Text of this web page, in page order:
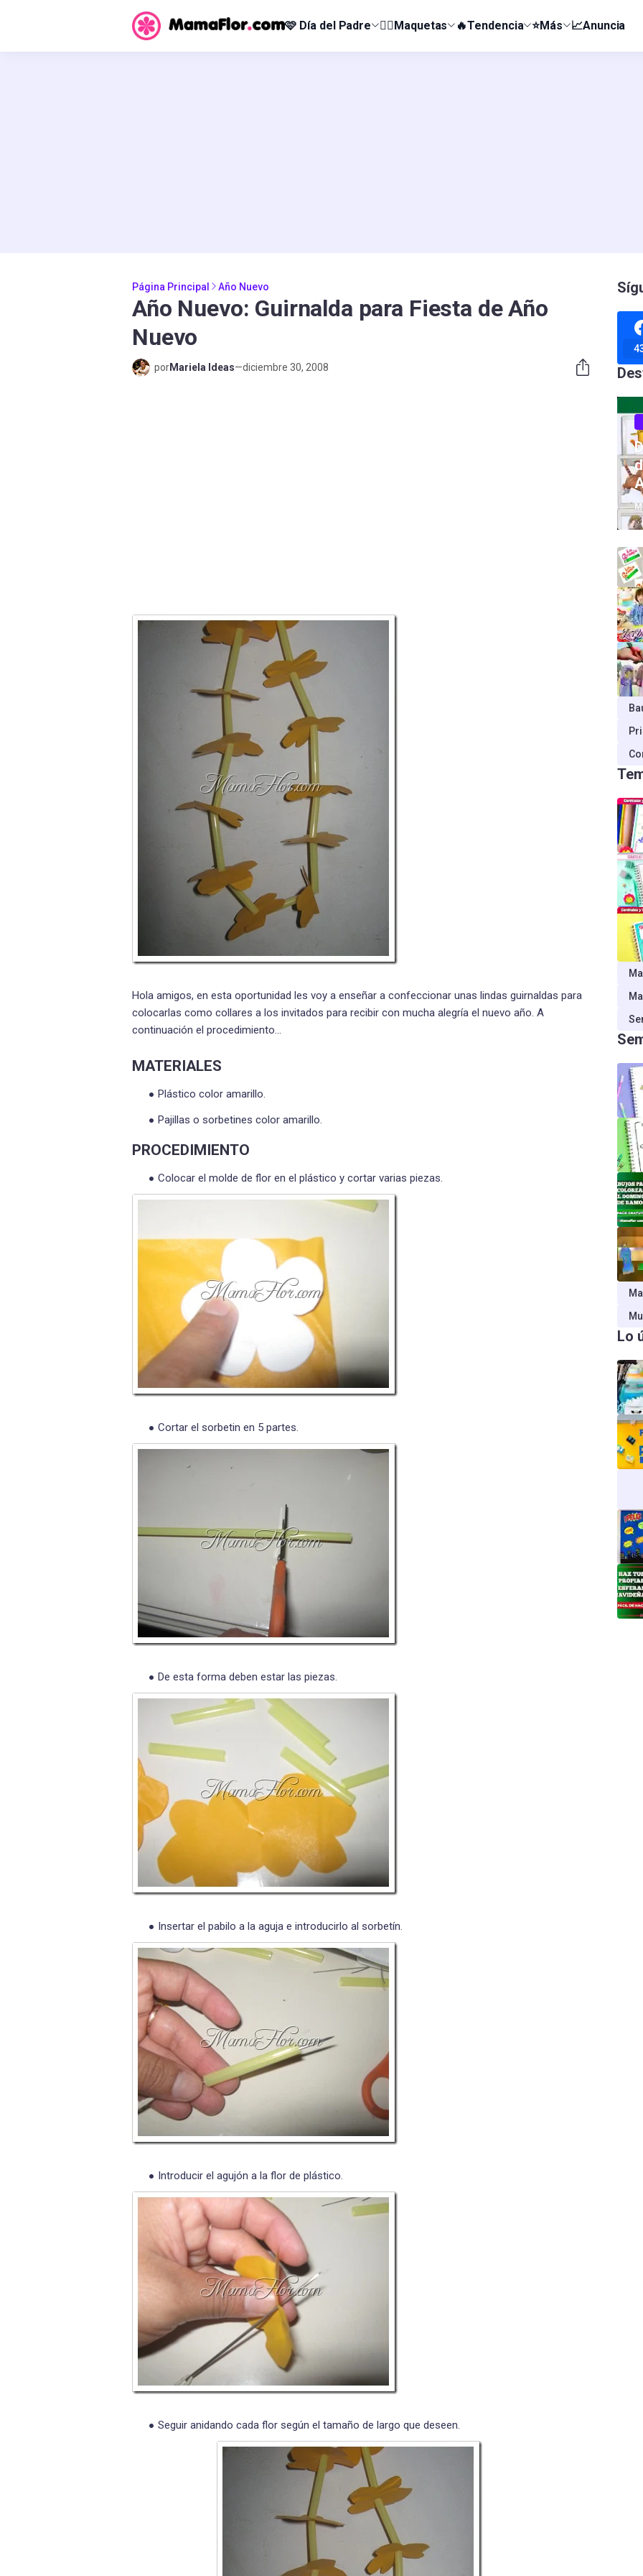
🩷 Día del Padre 👰‍♀️Maquetas 🔥Tendencia ⭐Más 📈Anuncia
Página Principal Año Nuevo
Año Nuevo: Guirnalda para Fiesta de Año
Nuevo
porMariela Ideas—diciembre 30, 2008
Hola amigos, en esta oportunidad les voy a enseñar a confeccionar unas lindas guirnaldas para
colocarlas como collares a los invitados para recibir con mucha alegría el nuevo año. A
continuación el procedimiento…
MATERIALES
Plástico color amarillo.
Pajillas o sorbetines color amarillo.
PROCEDIMIENTO
Colocar el molde de flor en el plástico y cortar varias piezas.
Cortar el sorbetin en 5 partes.
De esta forma deben estar las piezas.
Insertar el pabilo a la aguja e introducirlo al sorbetín.
Introducir el agujón a la flor de plástico.
Seguir anidando cada flor según el tamaño de largo que deseen.
Lo